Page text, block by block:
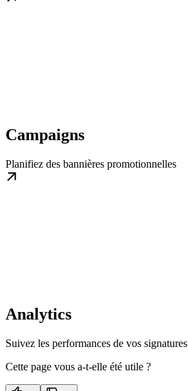
Campaigns
Planifiez des bannières promotionnelles
Analytics
Suivez les performances de vos signatures
Cette page vous a-t-elle été utile ?